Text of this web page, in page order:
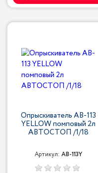
Опрыскиватель AB-113
YELLOW помповый 2л
АВТОСТОП /1/18
Артикул: AB-113Y